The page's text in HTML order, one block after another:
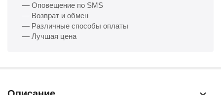
— Оповещение по SMS
— Возврат и обмен
— Различные способы оплаты
— Лучшая цена